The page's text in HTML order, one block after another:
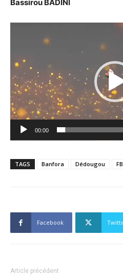
Bassirou BADINI
00:00
TAGS Banfora Dédougou
Facebook
Article précédent